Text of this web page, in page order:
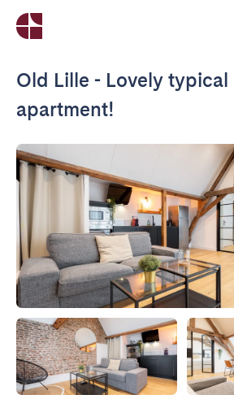
Old Lille - Lovely typical
apartment!